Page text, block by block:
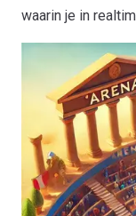
waarin je in